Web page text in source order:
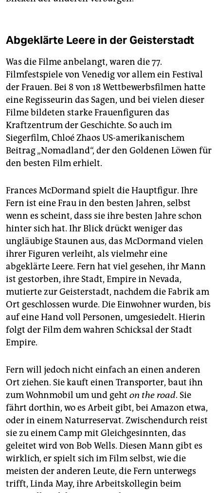
Abgeklärte Leere in der Geisterstadt
Was die Filme anbelangt, waren die 77.
Filmfestspiele von Venedig vor allem ein Festival
der Frauen. Bei 8 von 18 Wettbewerbsfilmen hatte
eine Regisseurin das Sagen, und bei vielen dieser
Filme bildeten starke Frauenfiguren das
Kraftzentrum der Geschichte. So auch im
Siegerfilm, Chloé Zhaos US-amerikanischem
Beitrag „Nomadland“, der den Goldenen Löwen für
den besten Film erhielt.
Frances McDormand spielt die Hauptfigur. Ihre
Fern ist eine Frau in den besten Jahren, selbst
wenn es scheint, dass sie ihre besten Jahre schon
hinter sich hat. Ihr Blick drückt weniger das
ungläubige Staunen aus, das McDormand vielen
ihrer Figuren verleiht, als vielmehr eine
abgeklärte Leere. Fern hat viel gesehen, ihr Mann
ist gestorben, ihre Stadt, Empire in Nevada,
mutierte zur Geisterstadt, nachdem die Fabrik am
Ort geschlossen wurde. Die Einwohner wurden, bis
auf eine Hand voll Personen, umgesiedelt. Hierin
folgt der Film dem wahren Schicksal der Stadt
Empire.
Fern will jedoch nicht einfach an einen anderen
Ort ziehen. Sie kauft einen Transporter, baut ihn
zum Wohnmobil um und geht on the road. Sie
fährt dorthin, wo es Arbeit gibt, bei Amazon etwa,
oder in einem Naturreservat. Zwischendurch reist
sie zu einem Camp mit Gleichgesinnten, das
geleitet wird von Bob Wells. Diesen Mann gibt es
wirklich, er spielt sich im Film selbst, wie die
meisten der anderen Leute, die Fern unterwegs
trifft, Linda May, ihre Arbeitskollegin beim